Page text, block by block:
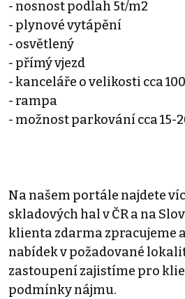
- nosnost podlah 5t/m2
- plynové vytápění
- osvětlený
- přímý vjezd
- kanceláře o velikosti cca
- rampa
- možnost parkování cca 15-
Na našem portále najdete
skladových hal v ČR a na
klienta zdarma zpracujeme
nabídek v požadované
zastoupení zajistíme pro
podmínky nájmu.